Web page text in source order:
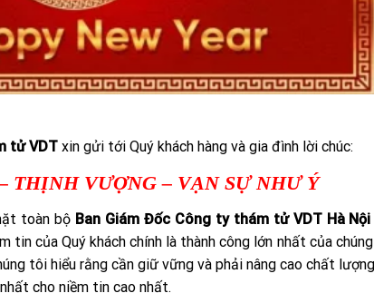
tử VDT xin gửi tới Quý khách hàng và gia đình lời chúc:
THỊNH VƯỢNG – VẠN SỰ NHƯ Ý
toàn bộ Ban Giám Đốc Công ty thám tử VDT Hà Nội
tin của Quý khách chính là thành công lớn nhất của
tôi hiểu rằng cần giữ vững và phải nâng cao chất
cho niềm tin cao nhất.